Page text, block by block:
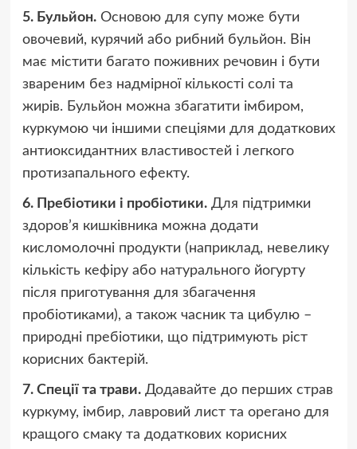
5. Бульйон.Основою для супу може бути
овочевий, курячий або рибний бульйон. Він
має містити багато поживних речовин і бути
звареним без надмірної кількості солі та
жирів. Бульйон можна збагатити імбиром,
куркумою чи іншими спеціями для додаткових
антиоксидантних властивостей і легкого
протизапального ефекту.
6. Пребіотики і пробіотики.Для підтримки
здоров’я кишківника можна додати
кисломолочні продукти (наприклад, невелику
кількість кефіру або натурального йогурту
після приготування для збагачення
пробіотиками), а також часник та цибулю –
природні пребіотики, що підтримують ріст
корисних бактерій.
7. Спеції та трави.Додавайте до перших страв
куркуму, імбир, лавровий лист та орегано для
кращого смаку та додаткових корисних